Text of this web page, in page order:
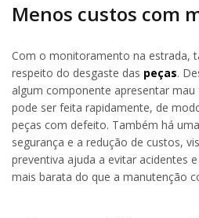
Menos custos com
Com o monitoramento na estrada,
respeito do desgaste das peças.
algum componente apresentar
pode ser feita rapidamente, de
peças com defeito. Também há
segurança e a redução de custos,
preventiva ajuda a evitar acidentes
mais barata do que a manutenção